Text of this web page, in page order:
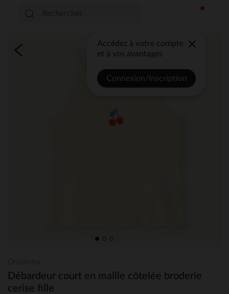
Accédez à votre compte
et à vos avantages
Connexion/Inscription
Débardeur court en maille côtelée broderie
cerise fille